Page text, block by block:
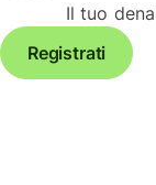
Il tuo
Registrati